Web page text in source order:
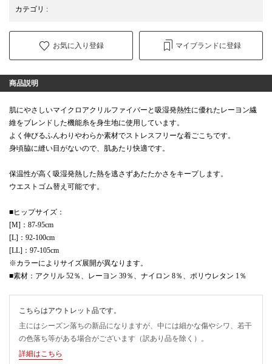
カテゴリ :
お気に入り登録 マイブランドに登録
商品説明
肌にやさしいマイクロアクリルファイバーと吸湿発熱性に優れたレーヨン繊
維をブレンドした機能糸を身生地に使用しています。
よく伸びるふんわりやわらか素材でストレスフリーな着ごこちです。
身頃脇に縫い目がないので、肌あたり快適です。
保温性が高く吸湿発熱した熱を逃さずあたたかさをキープします。
ウエストゴム替え可能です。
■ヒップサイズ：
[M]：87-95cm
[L]：92-100cm
[LL]：97-105cm
※カラーによりサイズ展開が異なります。
■素材：アクリル 52％、レーヨン 39％、ナイロン 8％、ポリウレタン 1％
こちらはアウトレット品です。
主にはシーズン落ちの新品になりますが、中には細かな傷やシワ、若干
の色落ち等がある場合がございます（訳あり品を除く）。
詳細はこちら